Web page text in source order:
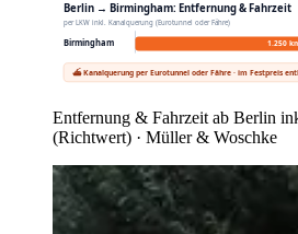
Berlin → Birmingham: Entfernung & Fahrzeit
per LKW inkl. Kanalquerung (Eurotunnel oder Fähre)
Birmingham 1.250
⛴ Kanalquerung per Eurotunnel oder Fähre · im Festpreis
Entfernung & Fahrzeit ab Berlin
(Richtwert) · Müller & Woschke